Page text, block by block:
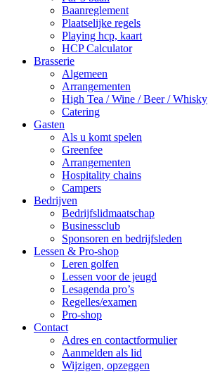
Baanreglement
Plaatselijke regels
Playing hcp, kaart
HCP Calculator
Brasserie
Algemeen
Arrangementen
High Tea / Wine / Beer / Whisky
Catering
Gasten
Als u komt spelen
Greenfee
Arrangementen
Hospitality chains
Campers
Bedrijven
Bedrijfslidmaatschap
Businessclub
Sponsoren en bedrijfsleden
Lessen & Pro-shop
Leren golfen
Lessen voor de jeugd
Lesagenda pro’s
Regelles/examen
Pro-shop
Contact
Adres en contactformulier
Aanmelden als lid
Wijzigen, opzeggen